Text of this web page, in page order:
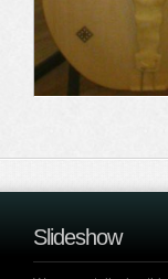
Slideshow